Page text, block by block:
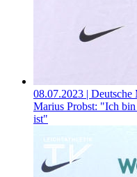
08.07.2023 |
Marius Probst: "Ich bin
ist"